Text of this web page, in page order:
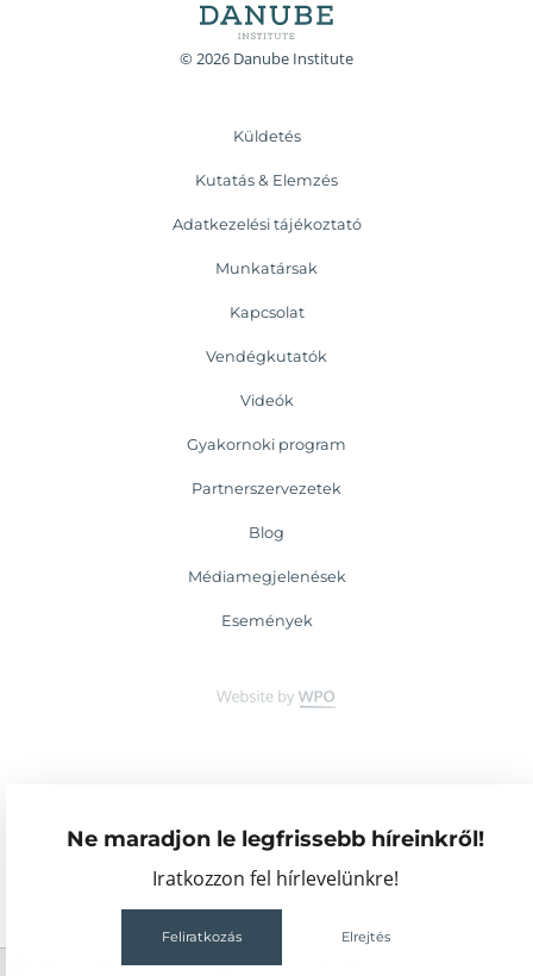
Ne maradjon le legfrissebb híreinkről!
Iratkozzon fel hírlevelünkre!
Feliratkozás Elrejtés
© 2026 Danube Institute
Küldetés
Kutatás & Elemzés
Adatkezelési tájékoztató
Munkatársak
Kapcsolat
Vendégkutatók
Videók
Gyakornoki program
Partnerszervezetek
Blog
Médiamegjelenések
Események
80